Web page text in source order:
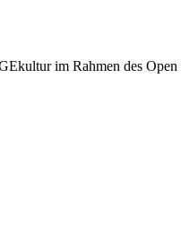
im Rahmen des